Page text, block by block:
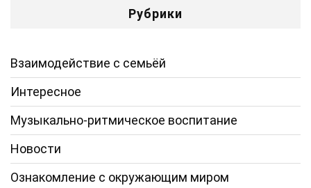
Рубрики
Взаимодействие с семьёй
Интересное
Музыкально-ритмическое воспитание
Новости
Ознакомление с окружающим миром